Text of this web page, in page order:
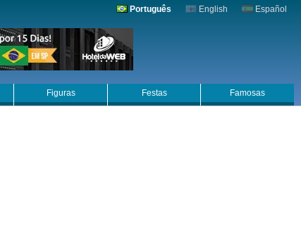
Português English Español
Figuras Festas Famosas